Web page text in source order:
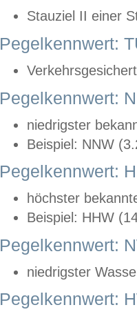
Stauziel II einer
Pegelkennwert:
Pegelkennwert:
niedrigster
Beispiel: NNW
Pegelkennwert:
höchster
Beispiel: HHW
Pegelkennwert:
niedrigster
Pegelkennwert: